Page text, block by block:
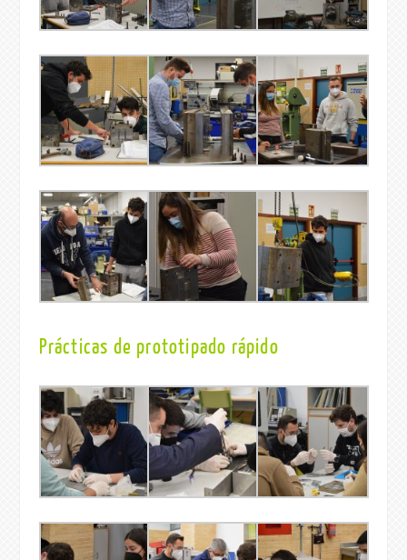
Prácticas de prototipado rápido